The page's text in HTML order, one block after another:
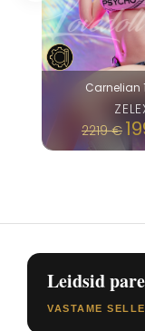
Carnelian
2219€
Leidsid
VASTAME